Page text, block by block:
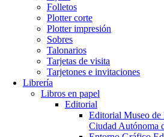
Folletos
Plotter corte
Plotter impresión
Sobres
Talonarios
Tarjetas de visita
Tarjetones e invitaciones
Librería
Libros en papel
Editorial
Editorial Museo de
Ciudad Autónoma